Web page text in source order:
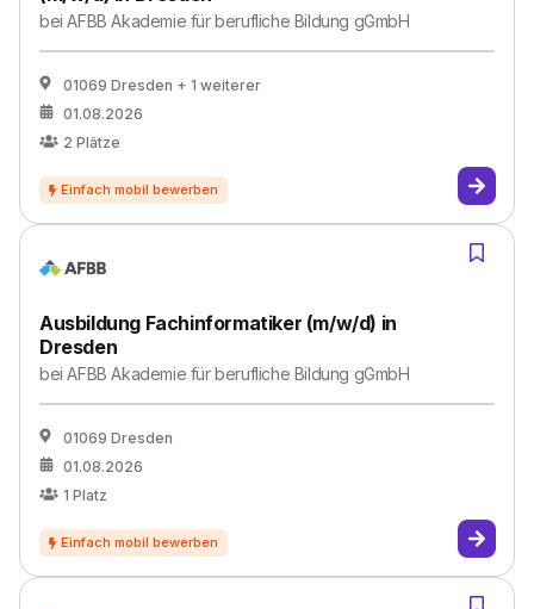
beiAFBB Akademie für berufliche Bildung gGmbH
01069 Dresden + 1 weiterer
01.08.2026
2 Plätze
Ausbildung Fachinformatiker (m/w/d) in
Dresden
beiAFBB Akademie für berufliche Bildung gGmbH
01069 Dresden
01.08.2026
1 Platz